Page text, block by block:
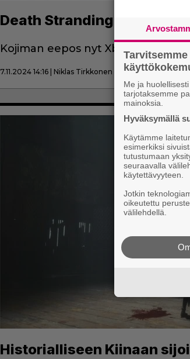
Death Stranding saapui
Kojiman eepos nyt Xboxilla.
7.11.2024 14:16 | Niklas Tirkkonen
Historialliseen Kiinaan
Me ja
tarjotaksemme
mainoksia.
Hyväksymällä
Käytämme
esimerkiksi
tutustumaan
seuraavalla
käytettävyyteen.
Jotkin
oikeutettu
välilehdellä.